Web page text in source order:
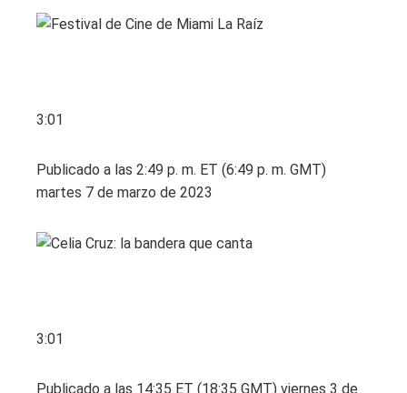
3:01
Publicado a las 2:49 p. m. ET (6:49 p. m. GMT)
martes 7 de marzo de 2023
3:01
Publicado a las 14:35 ET (18:35 GMT) viernes 3 de